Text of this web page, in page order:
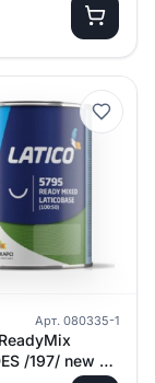
Арт. 080335-1
/197/ new –